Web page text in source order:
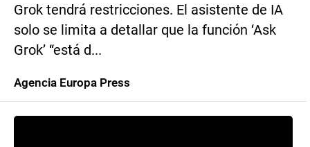
Grok tendrá restricciones. El asistente de IA
solo se limita a detallar que la función ‘Ask
Grok’ “está d...
Agencia Europa Press